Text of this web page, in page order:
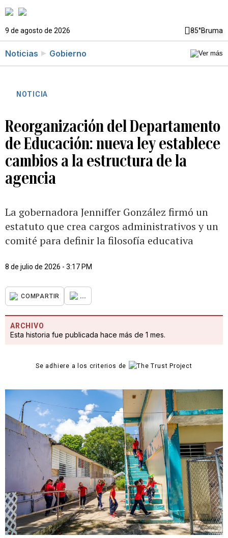
9 de agosto de 2026 85°Bruma
Noticias Gobierno
NOTICIA
Reorganización del Departamento
de Educación: nueva ley establece
cambios a la estructura de la
agencia
La gobernadora Jenniffer González firmó un
estatuto que crea cargos administrativos y un
comité para definir la filosofía educativa
8 de julio de 2026 - 3:17 PM
COMPARTIR ...
ARCHIVO
Esta historia fue publicada hace más de 1 mes.
Se adhiere a los criterios de